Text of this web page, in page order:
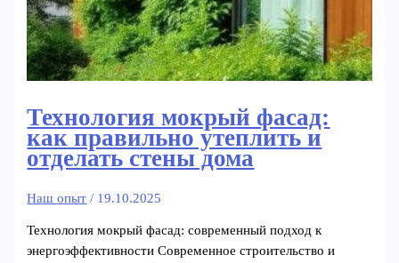
Технология мокрый фасад:
как правильно утеплить и
отделать стены дома
Наш опыт / 19.10.2025
Технология мокрый фасад: современный подход к
энергоэффективности Современное строительство и